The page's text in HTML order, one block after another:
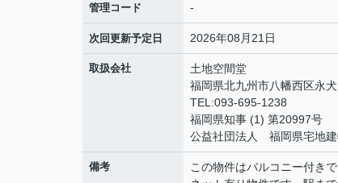
管理コード -
次回更新予定日 2026年08月21日
取扱会社
土地空間堂
福岡県北九州市八幡西区永
TEL:093-695-1238
福岡県知事 (1) 第20997号
公益社団法人 福岡県宅地
備考
この物件はバルコニー付き